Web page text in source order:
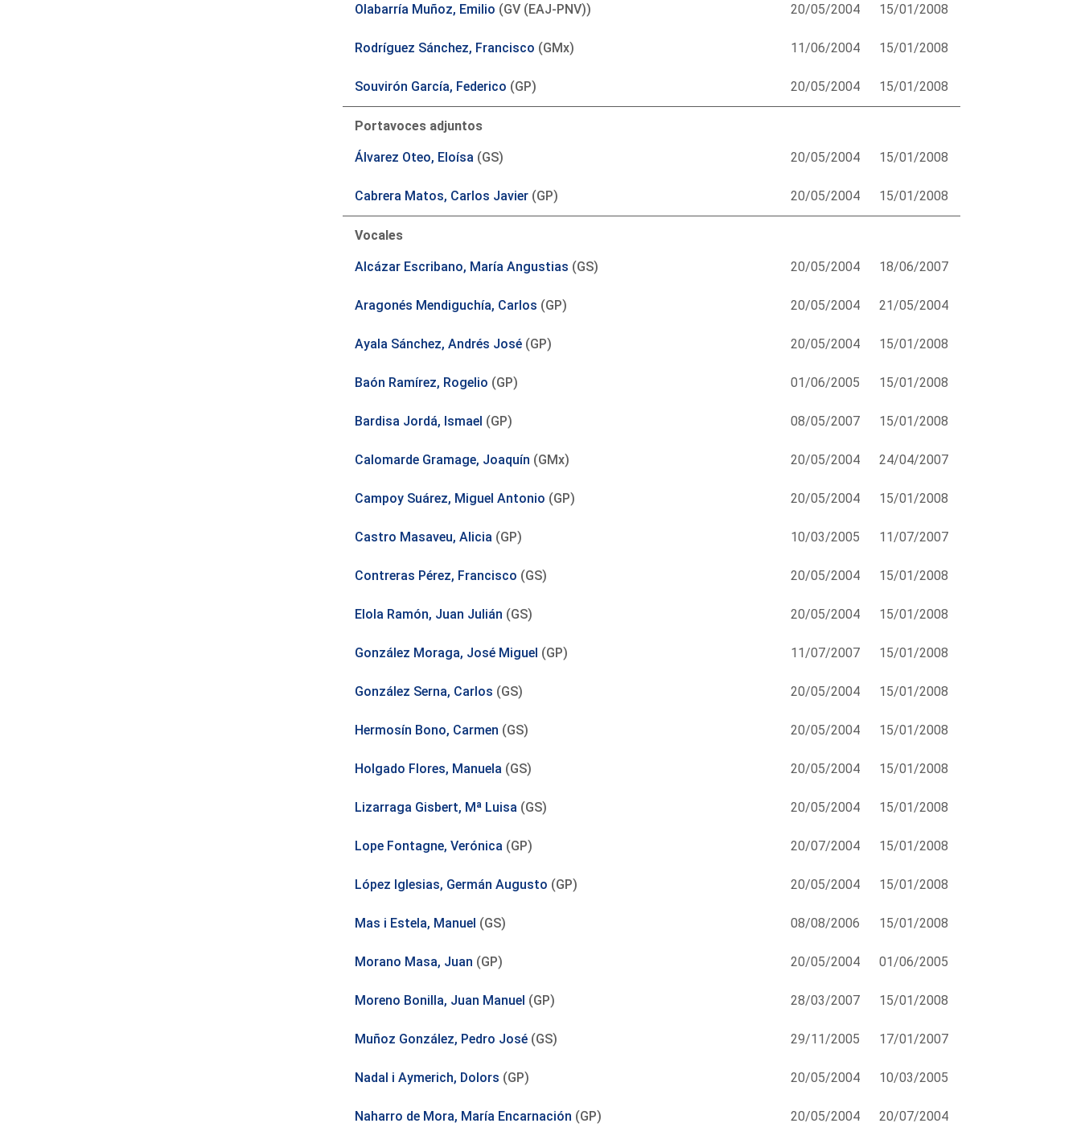
Olabarría Muñoz, Emilio (GV (EAJ-PNV)) 20/05/2004 15/01/2008
Rodríguez Sánchez, Francisco (GMx) 11/06/2004 15/01/2008
Souvirón García, Federico (GP) 20/05/2004 15/01/2008
Portavoces adjuntos
Álvarez Oteo, Eloísa (GS) 20/05/2004 15/01/2008
Cabrera Matos, Carlos Javier(GP) 20/05/2004 15/01/2008
Vocales
Alcázar Escribano, María Angustias (GS) 20/05/2004 18/06/2007
Aragonés Mendiguchía, Carlos (GP) 20/05/2004 21/05/2004
Ayala Sánchez, Andrés José(GP) 20/05/2004 15/01/2008
Baón Ramírez, Rogelio (GP) 01/06/2005 15/01/2008
Bardisa Jordá, Ismael (GP) 08/05/2007 15/01/2008
Calomarde Gramage, Joaquín (GMx) 20/05/2004 24/04/2007
Campoy Suárez, Miguel Antonio (GP) 20/05/2004 15/01/2008
Castro Masaveu, Alicia (GP) 10/03/2005 11/07/2007
Contreras Pérez, Francisco (GS) 20/05/2004 15/01/2008
Elola Ramón, Juan Julián (GS) 20/05/2004 15/01/2008
González Moraga, José Miguel (GP) 11/07/2007 15/01/2008
González Serna, Carlos (GS) 20/05/2004 15/01/2008
Hermosín Bono, Carmen (GS) 20/05/2004 15/01/2008
Holgado Flores, Manuela (GS) 20/05/2004 15/01/2008
Lizarraga Gisbert, Mª Luisa (GS) 20/05/2004 15/01/2008
Lope Fontagne, Verónica (GP) 20/07/2004 15/01/2008
López Iglesias, Germán Augusto (GP) 20/05/2004 15/01/2008
Mas i Estela, Manuel (GS) 08/08/2006 15/01/2008
Morano Masa, Juan (GP) 20/05/2004 01/06/2005
Moreno Bonilla, Juan Manuel (GP) 28/03/2007 15/01/2008
Muñoz González, Pedro José(GS) 29/11/2005 17/01/2007
Nadal i Aymerich, Dolors (GP) 20/05/2004 10/03/2005
Naharro de Mora, María Encarnación (GP) 20/05/2004 20/07/2004